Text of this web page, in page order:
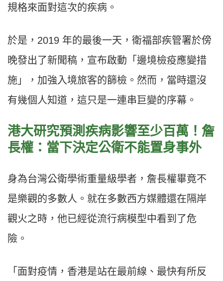
規格來面對這次的疾病。
於是，2019 年的最後一天，衛福部疾管署於傍
晚發出了新聞稿，宣布啟動「邊境檢疫應變措
施」，加強入境旅客的篩檢。然而，當時還沒
有幾個人知道，這只是一連串巨變的序幕。
港大研究預測疾病影響至少百萬！ 詹
長權：當下決定公衛不能置身事外
身為台灣公衛學術重量級學者，詹長權畢竟不
是樂觀的多數人。就在多數西方媒體還在隔岸
觀火之時，他已經從流行病模型中看到了危
險。
「面對疫情，香港是站在最前線、最快有所反